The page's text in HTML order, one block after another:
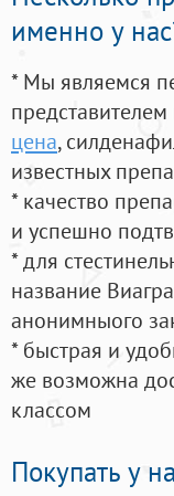
именно у
* Мы являемся
цена,
известных
* качество
и успешно
* для
название
анонимныого
* быстрая и
же возможна
классом
Покупать у